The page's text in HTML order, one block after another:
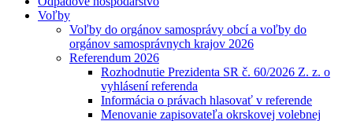
Voľby
Voľby do orgánov samosprávy obcí a voľby do
orgánov samosprávnych krajov 2026
Referendum 2026
Rozhodnutie Prezidenta SR č. 60/2026 Z. z. o
vyhlásení referenda
Informácia o právach hlasovať v referende
Menovanie zapisovateľa okrskovej volebnej